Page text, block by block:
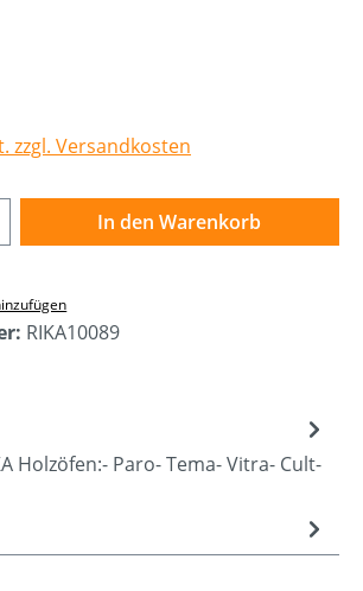
zzgl. Versandkosten
Gib den gewünschten
In den Warenkorb
RIKA10089
Holzöfen:- Paro- Tema- Vitra- Cult-